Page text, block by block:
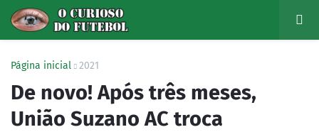
Página inicial 2021
De novo! Após três meses,
União Suzano AC troca